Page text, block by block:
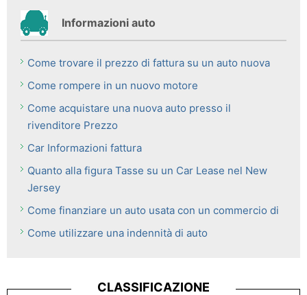
Informazioni auto
Come trovare il prezzo di fattura su un auto nuova
Come rompere in un nuovo motore
Come acquistare una nuova auto presso il
rivenditore Prezzo
Car Informazioni fattura
Quanto alla figura Tasse su un Car Lease nel New
Jersey
Come finanziare un auto usata con un commercio di
Come utilizzare una indennità di auto
CLASSIFICAZIONE